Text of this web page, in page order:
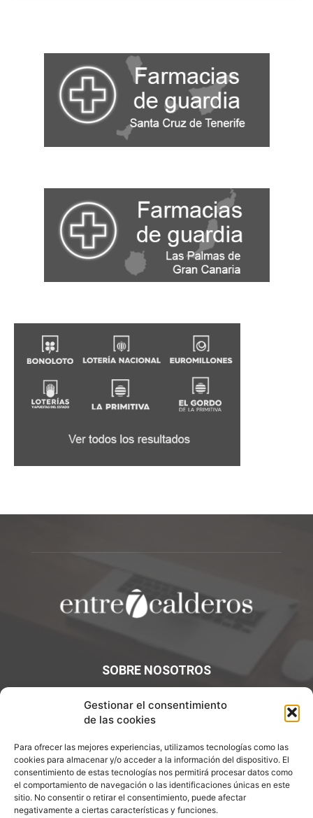
Gestionar el consentimiento
de las cookies
Para ofrecer las mejores experiencias, utilizamos tecnologías como las
cookies para almacenar y/o acceder a la información del dispositivo. El
consentimiento de estas tecnologías nos permitirá procesar datos como
el comportamiento de navegación o las identificaciones únicas en este
sitio. No consentir o retirar el consentimiento, puede afectar
negativamente a ciertas características y funciones.
SOBRE NOSOTROS
¡Bienvenidos a Entre7Calderos.com, el lugar donde la
gastronomía y la cultura culinaria se encuentran! Sumérgete
Contáctanos:info@entre7calderos.com
SÍGUENOS